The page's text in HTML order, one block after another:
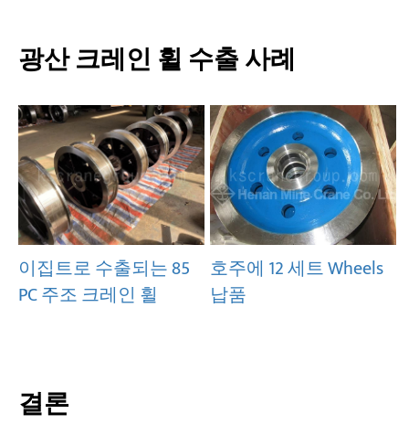
광산 크레인 휠 수출 사례
이집트로 수출되는 85
PC 주조 크레인 휠
호주에 12 세트 Wheels
납품
결론